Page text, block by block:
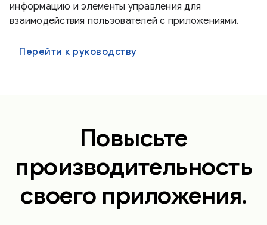
информацию и элементы управления для
взаимодействия пользователей с приложениями.
Перейти к руководству
Повысьте
производительность
своего приложения.